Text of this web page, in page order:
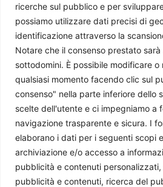
ricerche sul pubblico e per
possiamo utilizzare dati precisi di
identificazione attraverso la
Notare che il consenso prestato
sottodomini. È possibile modificare o
qualsiasi momento facendo clic sul
consenso" nella parte inferiore dello
scelte dell'utente e ci impegniamo a
navigazione trasparente e sicura. I
elaborano i dati per i seguenti scopi
archiviazione e/o accesso a
pubblicità e contenuti
pubblicità e contenuti, ricerca del
Motore M10 del VegaE: buona la
Emiliano Battisti - 14 Novembre 2018